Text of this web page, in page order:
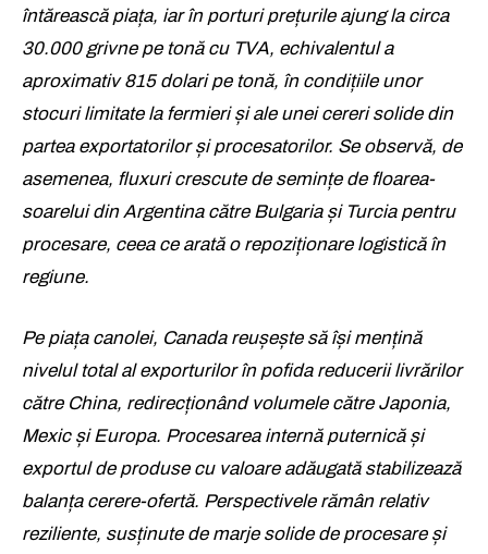
întărească piața, iar în porturi prețurile ajung la circa
30.000 grivne pe tonă cu TVA, echivalentul a
aproximativ 815 dolari pe tonă, în condițiile unor
stocuri limitate la fermieri și ale unei cereri solide din
partea exportatorilor și procesatorilor. Se observă, de
asemenea, fluxuri crescute de semințe de floarea-
soarelui din Argentina către Bulgaria și Turcia pentru
procesare, ceea ce arată o repoziționare logistică în
regiune.
Pe piața canolei, Canada reușește să își mențină
nivelul total al exporturilor în pofida reducerii livrărilor
către China, redirecționând volumele către Japonia,
Mexic și Europa. Procesarea internă puternică și
exportul de produse cu valoare adăugată stabilizează
balanța cerere-ofertă. Perspectivele rămân relativ
reziliente, susținute de marje solide de procesare și